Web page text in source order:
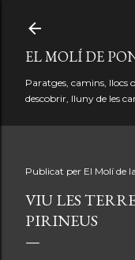
EL MOLÍ DE
Paratges, camins, llocs
descobrir, lluny de les
Publicat per El Molí de
VIU LES
PIRINEUS